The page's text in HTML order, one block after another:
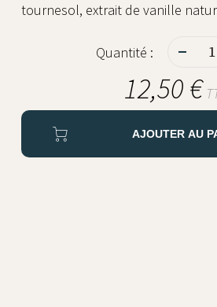
tournesol, extrait de vanille
Quantité :
-
12,50 €
AJOUTER AU